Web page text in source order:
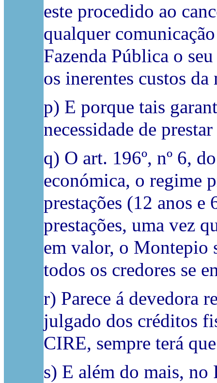
este procedido ao
qualquer
Fazenda Pública o
os inerentes custos
p) E porque tais
necessidade de
q) O art. 196º, nº 6,
económica, o regime
prestações (12 anos
prestações, uma vez
em valor, o Montepio
todos os credores se
r) Parece á devedora
julgado dos créditos
CIRE, sempre terá
s) E além do mais, no